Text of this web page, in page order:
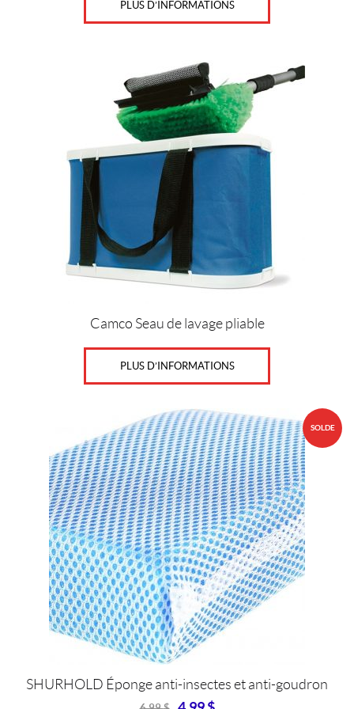
PLUS D’INFORMATIONS
Camco Seau de lavage pliable
PLUS D’INFORMATIONS
SHURHOLD Éponge anti-insectes et anti-goudron
SOLDE